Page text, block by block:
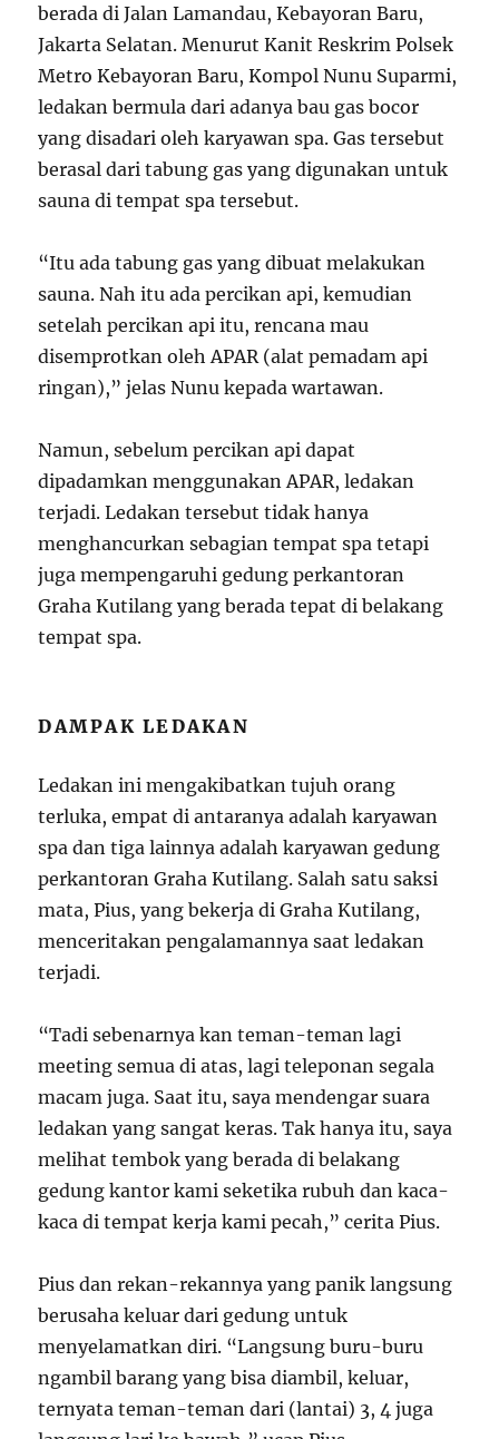
berada di Jalan Lamandau, Kebayoran Baru,
Jakarta Selatan. Menurut Kanit Reskrim Polsek
Metro Kebayoran Baru, Kompol Nunu Suparmi,
ledakan bermula dari adanya bau gas bocor
yang disadari oleh karyawan spa. Gas tersebut
berasal dari tabung gas yang digunakan untuk
sauna di tempat spa tersebut.
“Itu ada tabung gas yang dibuat melakukan
sauna. Nah itu ada percikan api, kemudian
setelah percikan api itu, rencana mau
disemprotkan oleh APAR (alat pemadam api
ringan),” jelas Nunu kepada wartawan.
Namun, sebelum percikan api dapat
dipadamkan menggunakan APAR, ledakan
terjadi. Ledakan tersebut tidak hanya
menghancurkan sebagian tempat spa tetapi
juga mempengaruhi gedung perkantoran
Graha Kutilang yang berada tepat di belakang
tempat spa.
DAMPAK LEDAKAN
Ledakan ini mengakibatkan tujuh orang
terluka, empat di antaranya adalah karyawan
spa dan tiga lainnya adalah karyawan gedung
perkantoran Graha Kutilang. Salah satu saksi
mata, Pius, yang bekerja di Graha Kutilang,
menceritakan pengalamannya saat ledakan
terjadi.
“Tadi sebenarnya kan teman-teman lagi
meeting semua di atas, lagi teleponan segala
macam juga. Saat itu, saya mendengar suara
ledakan yang sangat keras. Tak hanya itu, saya
melihat tembok yang berada di belakang
gedung kantor kami seketika rubuh dan kaca-
kaca di tempat kerja kami pecah,” cerita Pius.
Pius dan rekan-rekannya yang panik langsung
berusaha keluar dari gedung untuk
menyelamatkan diri. “Langsung buru-buru
ngambil barang yang bisa diambil, keluar,
ternyata teman-teman dari (lantai) 3, 4 juga